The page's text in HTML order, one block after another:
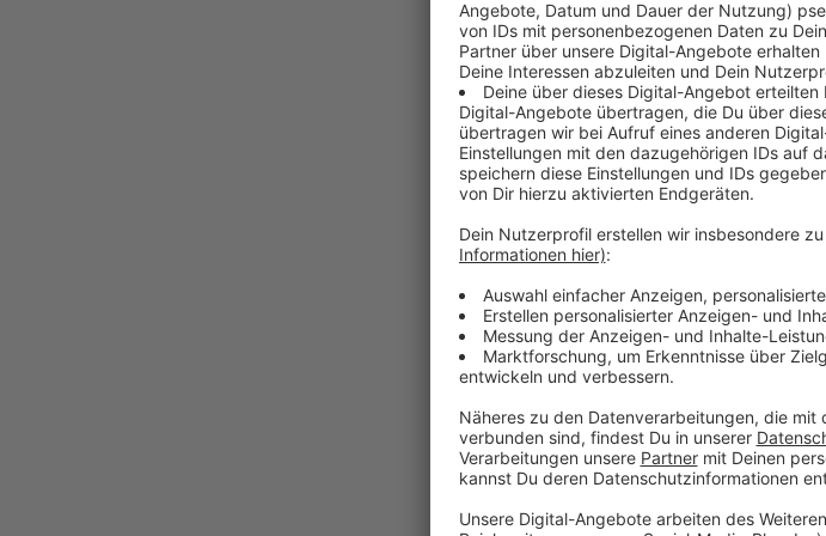
Die Stadt rät, die
U75, U76 und U77
Grund für die
Brücke in den
Anzeige
Anzeige
Infos zur
Düsseldorf